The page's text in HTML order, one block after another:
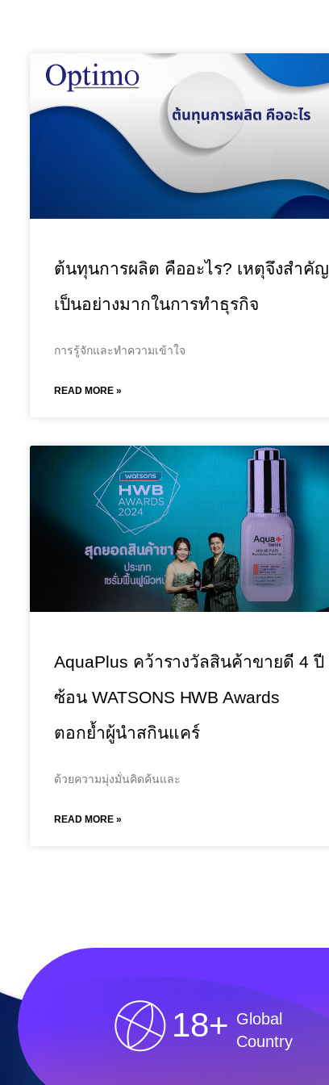
ต้นทุนการผลิต คืออะไร? เหตุจึงสำคัญ
เป็นอย่างมากในการทำธุรกิจ
การรู้จักและทำความเข้าใจ
READ MORE »
AquaPlus คว้ารางวัลสินค้าขายดี 4 ปี
ซ้อน WATSONS HWB Awards
ตอกย้ำผู้นำสกินแคร์
ด้วยความมุ่งมั่นคิดค้นและ
READ MORE »
18+ Global
Country